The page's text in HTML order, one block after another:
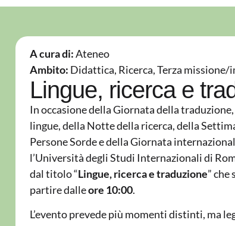
A cura di:Ateneo
Ambito: Didattica, Ricerca,Terza missione/
Lingue, ricerca e
In occasione della Giornata della
lingue, della Notte della ricerca, della
Persone Sorde e della Giornata
l’Università degli Studi Internazionali di
dal titolo “Lingue, ricerca e traduzione” che
partire dalleore 10:00.
L’evento prevede più momenti distinti, ma